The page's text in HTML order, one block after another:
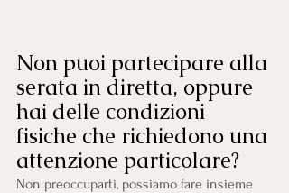
Non puoi partecipare alla
serata in diretta, oppure
hai delle condizioni
fisiche che richiedono una
attenzione particolare?
Non preoccuparti, possiamo fare insieme